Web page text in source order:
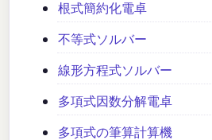
根式簡約化電卓
不等式ソルバー
線形方程式ソルバー
多項式因数分解電卓
多項式の筆算計算機